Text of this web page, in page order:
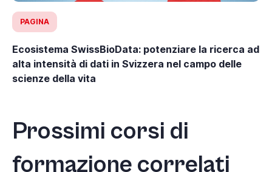
PAGINA
Ecosistema SwissBioData: potenziare la ricerca ad
alta intensità di dati in Svizzera nel campo delle
scienze della vita
Prossimi corsi di
formazione correlati